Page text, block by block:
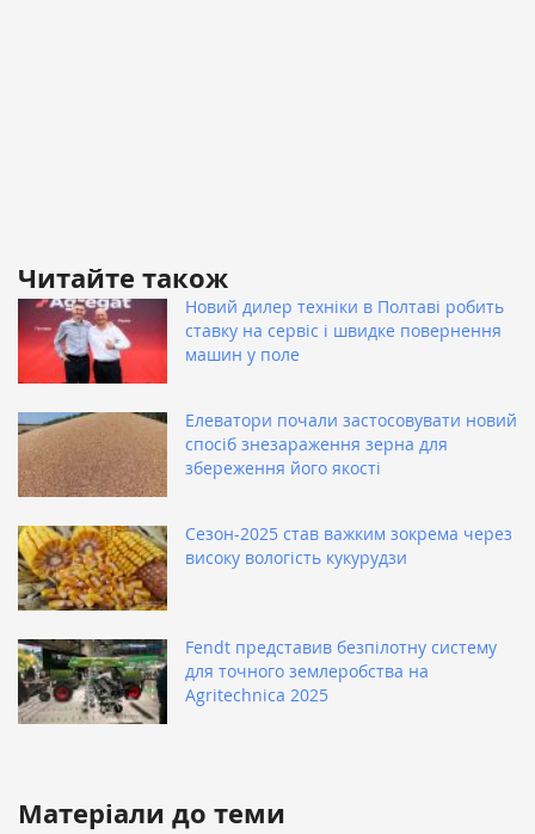
Читайте також
Новий дилер техніки в Полтаві робить
ставку на сервіс і швидке повернення
машин у поле
Елеватори почали застосовувати новий
спосіб знезараження зерна для
збереження його якості
Сезон-2025 став важким зокрема через
високу вологість кукурудзи
Fendt представив безпілотну систему
для точного землеробства на
Agritechnica 2025
Матеріали до теми